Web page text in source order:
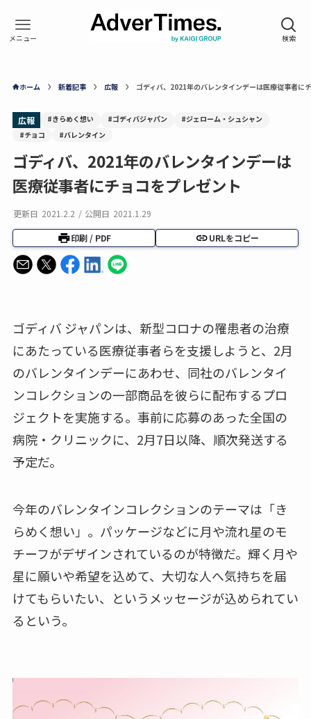
ホーム 新着記事 広報 ゴディバ、2021年のバレンタインデーは医療従事者に
広報 #きらめく想い #ゴディバジャパン
#ジェローム・シュシャン
#チョコ
#バレンタイン
ゴディバ、2021年のバレンタインデーは
医療従事者にチョコをプレゼント
更新日 2021.2.2 / 公開日 2021.1.29
印刷 / PDF URLをコピー
ゴディバ ジャパンは、新型コロナの罹患者の治療
にあたっている医療従事者らを支援しようと、2月
のバレンタインデーにあわせ、同社のバレンタイ
ンコレクションの一部商品を彼らに配布するプロ
ジェクトを実施する。事前に応募のあった全国の
病院・クリニックに、2月7日以降、順次発送する
予定だ。
今年のバレンタインコレクションのテーマは「き
らめく想い」。パッケージなどに月や流れ星のモ
チーフがデザインされているのが特徴だ。輝く月や
星に願いや希望を込めて、大切な人へ気持ちを届
けてもらいたい、というメッセージが込められてい
るという。